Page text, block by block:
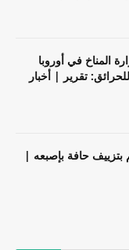
المناخ في أوروبا
تقرير | أخبار
حافة بإصبعه |